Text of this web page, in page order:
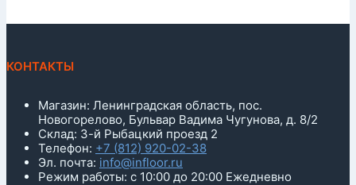
КОНТАКТЫ
Магазин: Ленинградская область, пос.
Новогорелово, Бульвар Вадима Чугунова, д. 8/2
Склад: 3-й Рыбацкий проезд 2
Телефон: +7 (812) 920-02-38
Эл. почта: info@infloor.ru
Режим работы: с 10:00 до 20:00 Ежедневно